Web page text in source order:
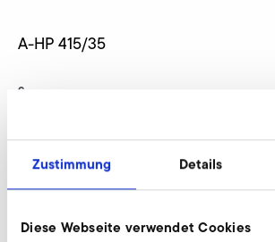
Zustimmung Details
Diese Webseite verwendet Cookies
A-HP 415/35
c
d3
d4